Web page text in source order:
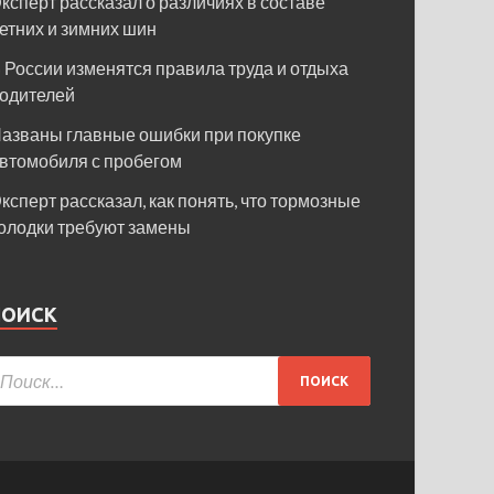
и зимних шин
России изменятся правила труда и отдыха
главные ошибки при покупке
с пробегом
рассказал, как понять, что тормозные
требуют замены